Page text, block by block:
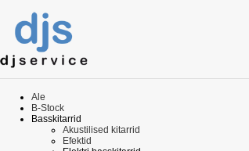
Ale
B-Stock
Basskitarrid
Akustilised kitarrid
Efektid